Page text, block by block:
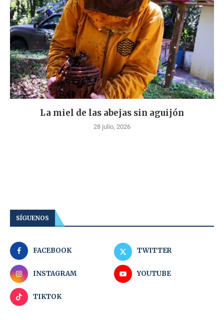
La miel de las abejas sin aguijón
28 julio, 2026
SÍGUENOS
FACEBOOK TWITTER
INSTAGRAM YOUTUBE
TIKTOK